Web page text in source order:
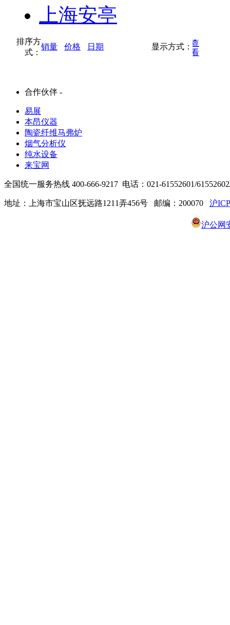
上海安亭
排序方
式：
销量 价格 日期 显示方式：
按缩略图方式查
看
按列表方式查看
合作伙伴 -
易展
本昂仪器
陶瓷纤维马弗炉
烟气分析仪
纯水设备
来宝网
全国统一服务热线 400-666-9217 电话：021-61552601/
地址：上海市宝山区抚远路1211弄456号 邮编：200070 沪
沪公网